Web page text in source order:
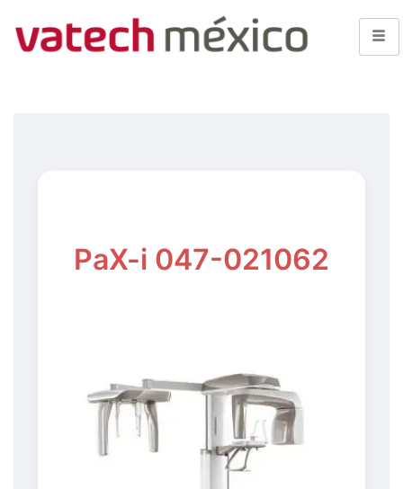
PaX-i 047-021062